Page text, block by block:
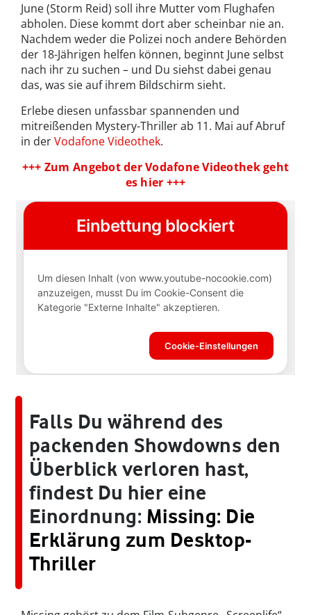
June (Storm Reid) soll ihre Mutter vom Flughafen
abholen. Diese kommt dort aber scheinbar nie an.
Nachdem weder die Polizei noch andere Behörden
der 18-Jährigen helfen können, beginnt June selbst
nach ihr zu suchen – und Du siehst dabei genau
das, was sie auf ihrem Bildschirm sieht.
Erlebe diesen unfassbar spannenden und
mitreißenden Mystery-Thriller ab 11. Mai auf Abruf
in derVodafone Videothek.
+++ Zum Angebot der Vodafone Videothek geht
es hier +++
Falls Du während des
packenden Showdowns den
Überblick verloren hast,
findest Du hier eine
Einordnung: Missing: Die
Erklärung zum Desktop-
Thriller